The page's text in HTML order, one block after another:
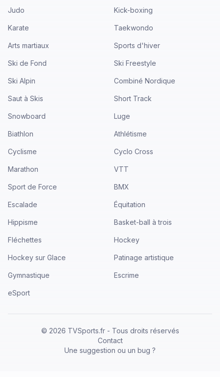
Judo Kick-boxing
Karate Taekwondo
Arts martiaux Sports d'hiver
Ski de Fond Ski Freestyle
Ski Alpin Combiné Nordique
Saut à Skis Short Track
Snowboard Luge
Biathlon Athlétisme
Cyclisme Cyclo Cross
Marathon VTT
Sport de Force BMX
Escalade Équitation
Hippisme Basket-ball à trois
Fléchettes Hockey
Hockey sur Glace Patinage artistique
Gymnastique Escrime
eSport
© 2026 TVSports.fr - Tous droits réservés
Contact
Une suggestion ou un bug ?